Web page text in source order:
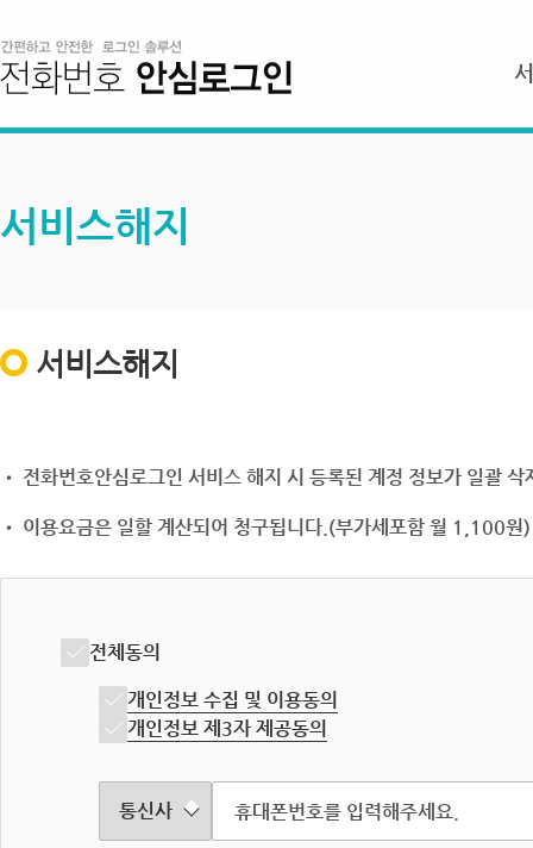
서비스해지
서비스해지
• 전화번호안심로그인 서비스 해지 시 등록된 계정 정보가 일괄
• 이용요금은 일할 계산되어 청구됩니다.(부가세포함 월 1,100원)
전체동의
개인정보 수집 및 이용동의
개인정보 제3자 제공동의